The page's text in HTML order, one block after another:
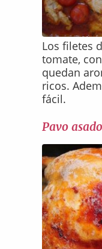
Los filetes
tomate,
quedan
ricos.
fácil.
Pavo